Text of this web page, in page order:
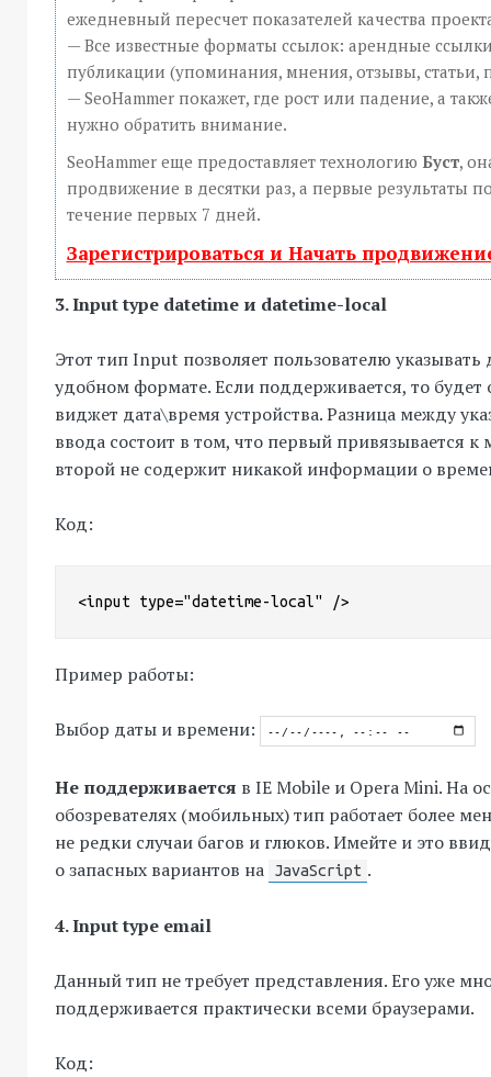
ежедневный пересчет показателей качества
— Все известные форматы ссылок: арендные
публикации (упоминания, мнения, отзывы, статьи,
— SeoHammer покажет, где рост или падение, а
нужно обратить внимание.
SeoHammer еще предоставляет технологию Буст,
продвижение в десятки раз, а первые результаты
течение первых 7 дней.
Зарегистрироваться и Начать
3. Input type datetime и datetime-local
Этот тип Input позволяет пользователю указывать
удобном формате. Если поддерживается, то
виджет дата\время устройства. Разница между
ввода состоит в том, что первый привязывается
второй не содержит никакой информации о
Код:
<input type="datetime-local" />
Пример работы:
Выбор даты и времени:
Не поддерживается в IE Mobile и Opera Mini. На
обозревателях (мобильных) тип работает более
не редки случаи багов и глюков. Имейте и это
о запасных вариантов на
JavaScript .
4. Input type email
Данный тип не требует представления. Его уже
поддерживается практически всеми браузерами.
Код: